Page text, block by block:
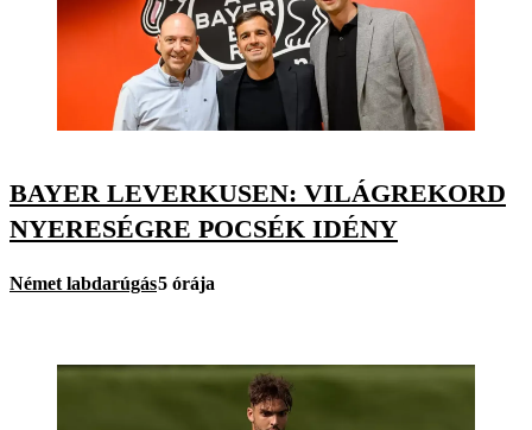
BAYER LEVERKUSEN: VILÁGREKORD
NYERESÉGRE POCSÉK IDÉNY
Német labdarúgás5 órája